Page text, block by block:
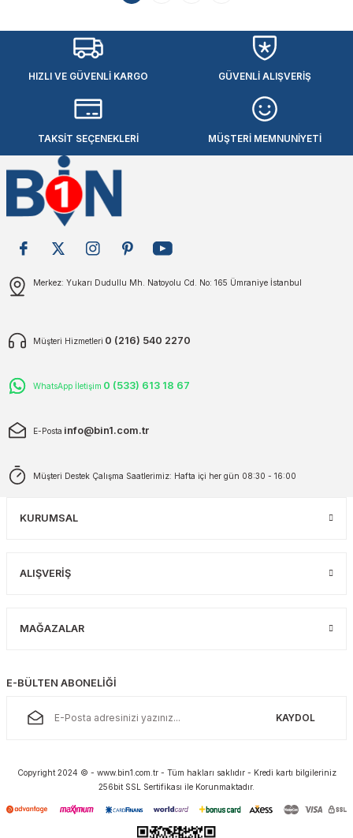
HIZLI VE GÜVENLİ KARGO GÜVENLİ ALIŞVERİŞ
TAKSİT SEÇENEKLERİ MÜŞTERİ MEMNUNİYETİ
Merkez: Yukarı Dudullu Mh. Natoyolu Cd. No: 165 Ümraniye İstanbul
Müşteri Hizmetleri 0 (216) 540 2270
WhatsApp İletişim 0 (533) 613 18 67
E-Posta info@bin1.com.tr
Müşteri Destek Çalışma Saatlerimiz: Hafta içi her gün 08:30 - 16:00
KURUMSAL
ALIŞVERİŞ
MAĞAZALAR
E-BÜLTEN ABONELİĞİ
KAYDOL
Copyright 2024 © - www.bin1.com.tr - Tüm hakları saklıdır - Kredi kartı bilgileriniz
256bit SSL Sertifikası ile Korunmaktadır.